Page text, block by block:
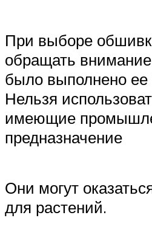
При выборе
обращать внимание
было выполнено ее
Нельзя
имеющие
предназначение
Они могут
для растений.